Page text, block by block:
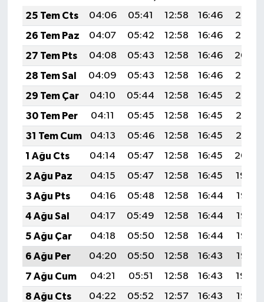
25 Tem Cts
04:06 05:41 12:58 16:46
20:05
26 Tem Paz
04:07 05:42 12:58 16:46
20:05
27 Tem Pts
04:08 05:43 12:58 16:46
20:04
28 Tem Sal
04:09 05:43 12:58 16:46
20:03
29 Tem Çar
04:10 05:44 12:58 16:45
20:02
30 Tem Per
04:11 05:45 12:58 16:45
20:01
31 Tem Cum
04:13 05:46 12:58 16:45
20:01
1 Ağu Cts
04:14 05:47 12:58 16:45
20:00
2 Ağu Paz
04:15 05:47 12:58 16:45
19:59
3 Ağu Pts
04:16 05:48 12:58 16:44
19:58
4 Ağu Sal
04:17 05:49 12:58 16:44
19:57
5 Ağu Çar
04:18 05:50 12:58 16:44
19:56
6 Ağu Per
04:20 05:50 12:58 16:43
19:55
7 Ağu Cum
04:21 05:51 12:58 16:43
19:54
8 Ağu Cts
04:22 05:52 12:57 16:43
19:53